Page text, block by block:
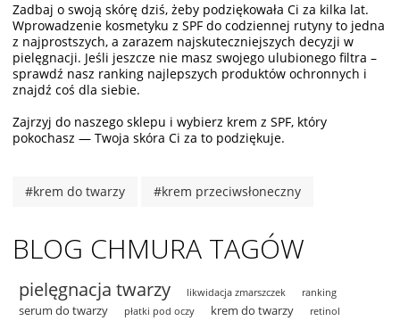
Zadbaj o swoją skórę dziś, żeby podziękowała Ci za kilka lat.
Wprowadzenie kosmetyku z SPF do codziennej rutyny to jedna
z najprostszych, a zarazem najskuteczniejszych decyzji w
pielęgnacji. Jeśli jeszcze nie masz swojego ulubionego filtra –
sprawdź nasz ranking najlepszych produktów ochronnych i
znajdź coś dla siebie.
Zajrzyj do naszego sklepu i wybierz krem z SPF, który
pokochasz — Twoja skóra Ci za to podziękuje.
#krem do twarzy #krem przeciwsłoneczny
BLOG CHMURA TAGÓW
pielęgnacja twarzy likwidacja zmarszczek ranking
serum do twarzy płatki pod oczy krem do twarzy retinol